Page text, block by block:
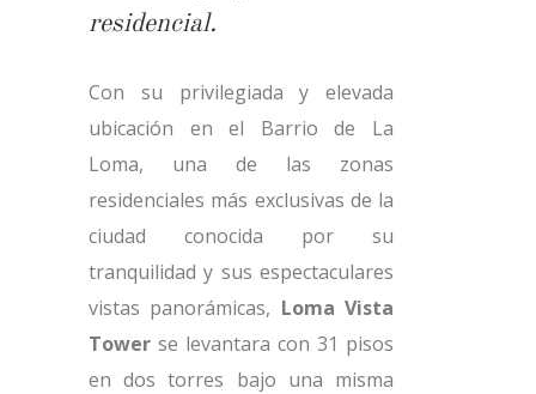
residencial.
Con su privilegiada y elevada
ubicación en el Barrio de La
Loma, una de las zonas
residenciales más exclusivas de la
ciudad conocida por su
tranquilidad y sus espectaculares
vistas panorámicas, Loma Vista
Tower se levantara con 31 pisos
en dos torres bajo una misma